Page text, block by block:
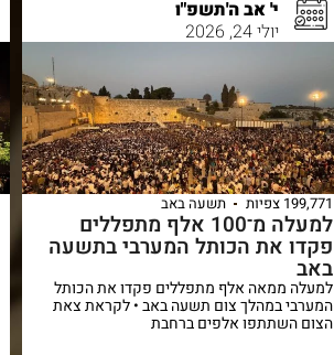
י' אב ה'תשפ"ו
יולי 24, 2026
199,771 צפיות תשעה באב
למעלה מ־100 אלף מתפללים
פקדו את הכותל המערבי בתשעה
באב
למעלה ממאה אלף מתפללים פקדו את הכותל
המערבי במהלך צום תשעה באב • לקראת צאת
הצום השתתפו אלפים ברחבת